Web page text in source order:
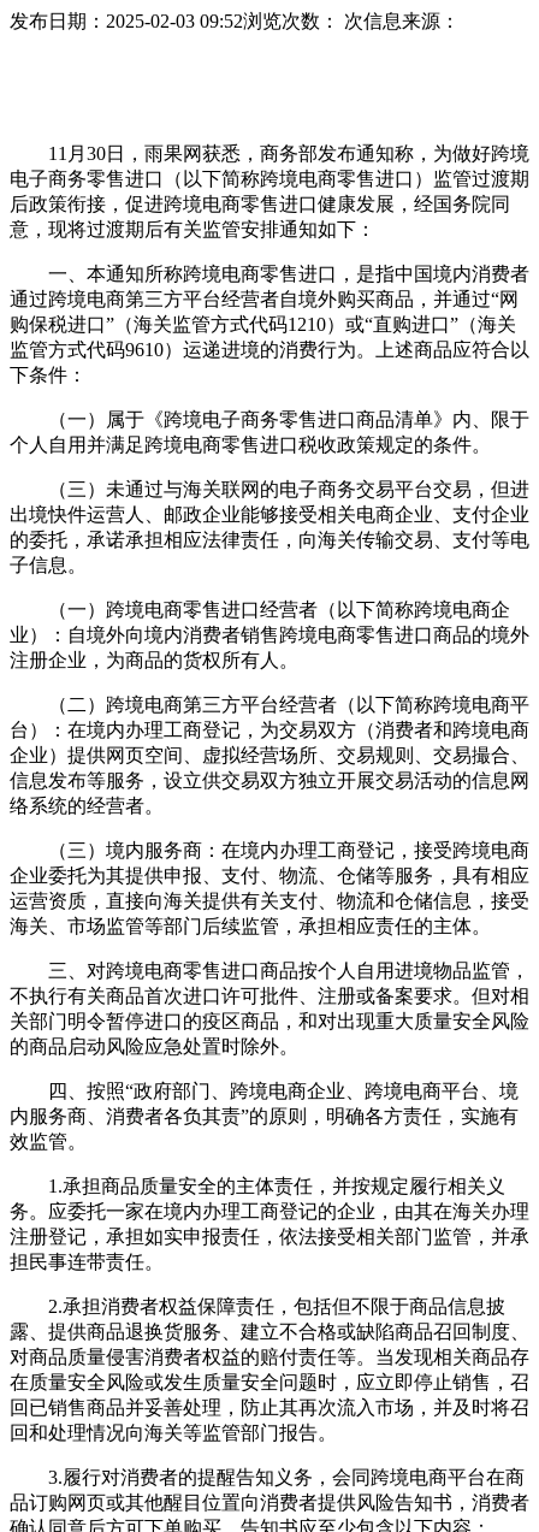
发布日期：2025-02-03 09:52浏览次数： 次信息来源：
11月30日，雨果网获悉，商务部发布通知称，为做好跨境
电子商务零售进口（以下简称跨境电商零售进口）监管过渡期
后政策衔接，促进跨境电商零售进口健康发展，经国务院同
意，现将过渡期后有关监管安排通知如下：
一、本通知所称跨境电商零售进口，是指中国境内消费者
通过跨境电商第三方平台经营者自境外购买商品，并通过“网
购保税进口”（海关监管方式代码1210）或“直购进口”（海关
监管方式代码9610）运递进境的消费行为。上述商品应符合以
下条件：
（一）属于《跨境电子商务零售进口商品清单》内、限于
个人自用并满足跨境电商零售进口税收政策规定的条件。
（三）未通过与海关联网的电子商务交易平台交易，但进
出境快件运营人、邮政企业能够接受相关电商企业、支付企业
的委托，承诺承担相应法律责任，向海关传输交易、支付等电
子信息。
（一）跨境电商零售进口经营者（以下简称跨境电商企
业）：自境外向境内消费者销售跨境电商零售进口商品的境外
注册企业，为商品的货权所有人。
（二）跨境电商第三方平台经营者（以下简称跨境电商平
台）：在境内办理工商登记，为交易双方（消费者和跨境电商
企业）提供网页空间、虚拟经营场所、交易规则、交易撮合、
信息发布等服务，设立供交易双方独立开展交易活动的信息网
络系统的经营者。
（三）境内服务商：在境内办理工商登记，接受跨境电商
企业委托为其提供申报、支付、物流、仓储等服务，具有相应
运营资质，直接向海关提供有关支付、物流和仓储信息，接受
海关、市场监管等部门后续监管，承担相应责任的主体。
三、对跨境电商零售进口商品按个人自用进境物品监管，
不执行有关商品首次进口许可批件、注册或备案要求。但对相
关部门明令暂停进口的疫区商品，和对出现重大质量安全风险
的商品启动风险应急处置时除外。
四、按照“政府部门、跨境电商企业、跨境电商平台、境
内服务商、消费者各负其责”的原则，明确各方责任，实施有
效监管。
1.承担商品质量安全的主体责任，并按规定履行相关义
务。应委托一家在境内办理工商登记的企业，由其在海关办理
注册登记，承担如实申报责任，依法接受相关部门监管，并承
担民事连带责任。
2.承担消费者权益保障责任，包括但不限于商品信息披
露、提供商品退换货服务、建立不合格或缺陷商品召回制度、
对商品质量侵害消费者权益的赔付责任等。当发现相关商品存
在质量安全风险或发生质量安全问题时，应立即停止销售，召
回已销售商品并妥善处理，防止其再次流入市场，并及时将召
回和处理情况向海关等监管部门报告。
3.履行对消费者的提醒告知义务，会同跨境电商平台在商
品订购网页或其他醒目位置向消费者提供风险告知书，消费者